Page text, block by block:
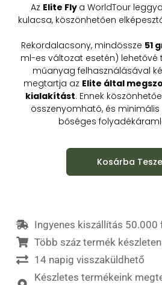
Az Elite Fly a WorldTour
kulacsa, köszönhetően
Rekordalacsony, mindössze 51
ml-es változat esetén) lehetővé
műanyag felhasználásával
megtartja az Elite által
kialakítást. Ennek
összenyomható, és
bőséges
Kosárba
Ingyenes kiszállítás
Több száz termék készleten
14 napig visszaküldhető
Készletes termékeink